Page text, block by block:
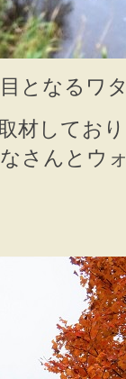
となるワ
材してお
さんとウ